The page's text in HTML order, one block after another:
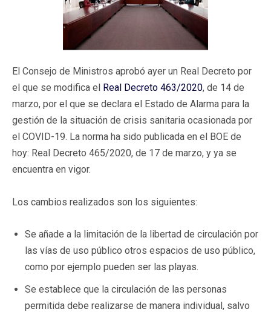
El Consejo de Ministros aprobó ayer un Real Decreto por
el que se modifica el Real Decreto 463/2020, de 14 de
marzo, por el que se declara el Estado de Alarma para la
gestión de la situación de crisis sanitaria ocasionada por
el COVID-19. La norma ha sido publicada en el BOE de
hoy: Real Decreto 465/2020, de 17 de marzo, y ya se
encuentra en vigor.
Los cambios realizados son los siguientes:
Se añade a la limitación de la libertad de circulación por
las vías de uso público otros espacios de uso público,
como por ejemplo pueden ser las playas.
Se establece que la circulación de las personas
permitida debe realizarse de manera individual, salvo